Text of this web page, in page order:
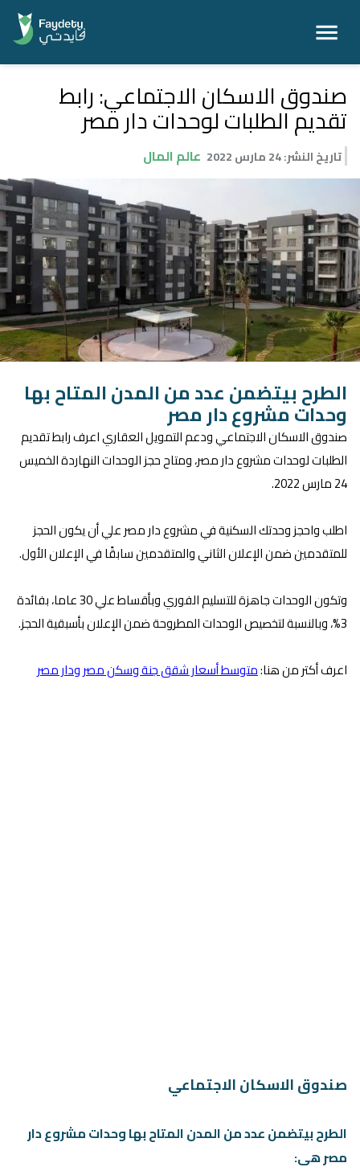
صندوق الاسكان الاجتماعي: رابط
تقديم الطلبات لوحدات دار مصر
تاريخ النشر:24 مارس 2022 عالم المال
الطرح بيتضمن عدد من المدن المتاح بها
وحدات مشروع دار مصر
صندوق الاسكان الاجتماعي ودعم التمويل العقاري اعرف رابط تقديم
الطلبات لوحدات مشروع دار مصر، ومتاح حجز الوحدات النهاردة الخميس
24 مارس 2022.
اطلب واحجز وحدتك السكنية في مشروع دار مصر علي أن يكون الحجز
للمتقدمين ضمن الإعلان الثاني والمتقدمين سابقًا في الإعلان الأول.
وتكون الوحدات جاهزة للتسليم الفوري وبأقساط علي 30 عاما، بفائدة
3%، وبالنسبة لتخصيص الوحدات المطروحة ضمن الإعلان بأسبقية الحجز.
اعرف أكتر من هنا:متوسط أسعار شقق جنة وسكن مصر ودار مصر
صندوق الاسكان الاجتماعي
الطرح بيتضمن عدد من المدن المتاح بها وحدات مشروع دار
مصر هى: